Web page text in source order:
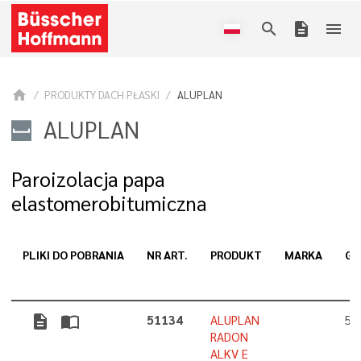
search description menu
home PRODUKTY DACH PŁASKI ALUPLAN
ALUPLAN
Paroizolacja papa
elastomerobitumiczna
PLIKI DO POBRANIA NR ART. PRODUKT MARKA
description import_contacts 51134
ALUPLAN
RADON
ALKV E